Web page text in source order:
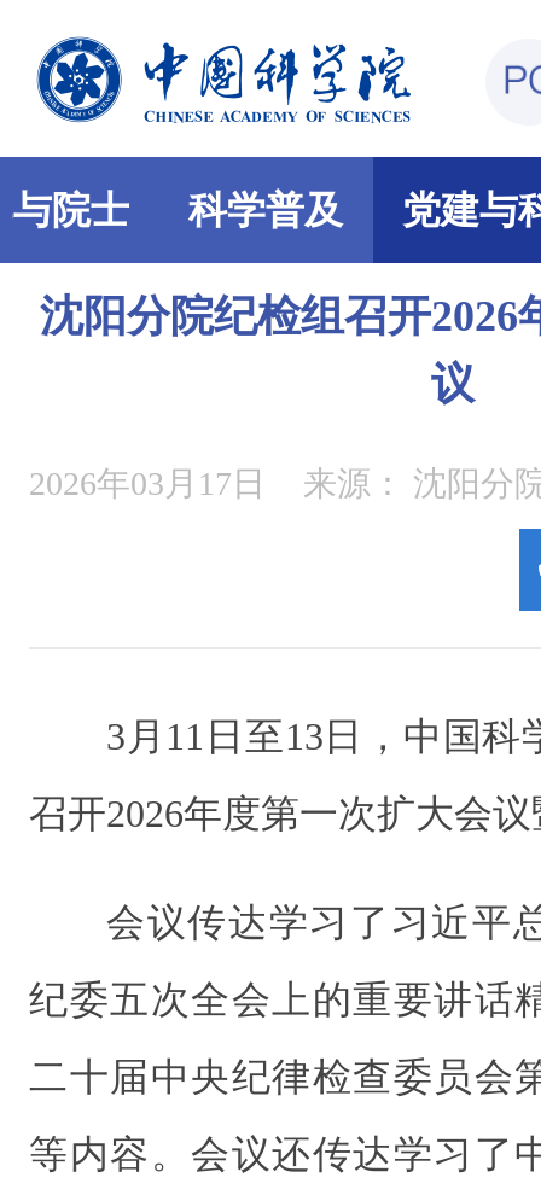
与院士 科学普及 党建与
沈阳分院纪检组召开2026
议
2026年03月17日 来源： 沈阳分
3月11日至13日，中国
召开2026年度第一次扩大会
会议传达学习了习近平
纪委五次全会上的重要讲话
二十届中央纪律检查委员会
等内容。会议还传达学习了